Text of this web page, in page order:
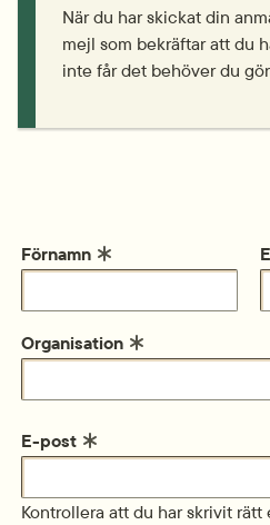
När du har skickat din
mejl som bekräftar att du
inte får det behöver du
Förnamn
Organisation
E-post
Kontrollera att du har skrivit rätt